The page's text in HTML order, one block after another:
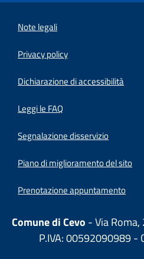
Note legali
Privacy policy
Dichiarazione di accessibilità
Leggi le FAQ
Segnalazione disservizio
Piano di miglioramento del sito
Prenotazione appuntamento
Comune di Cevo - Via
P.IVA: 00592090989 -